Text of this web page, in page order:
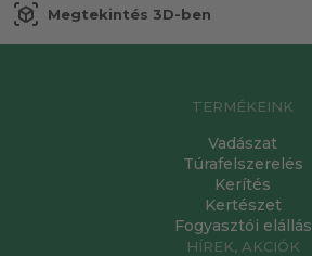
view_in_ar Megtekintés 3D-ben
TERMÉKEINK
Vadászat
Túrafelszerelés
Kerítés
Kertészet
Fogyasztói elállás
HÍREK, AKCIÓK